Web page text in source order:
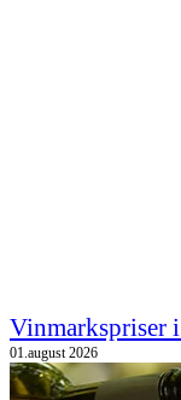
Vinmarkspriser
01.august 2026